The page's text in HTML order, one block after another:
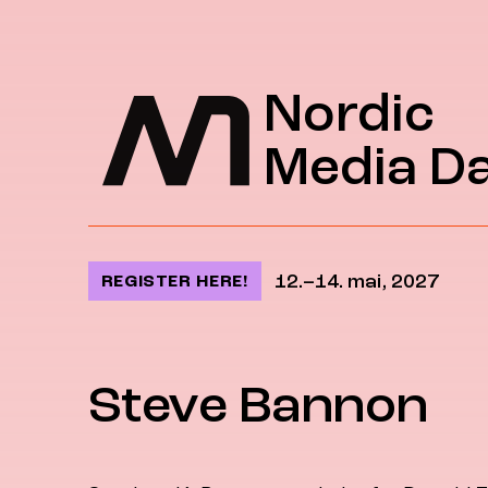
Nordic
Media
REGISTER HERE! 12.–14. mai, 2027
Steve Bannon